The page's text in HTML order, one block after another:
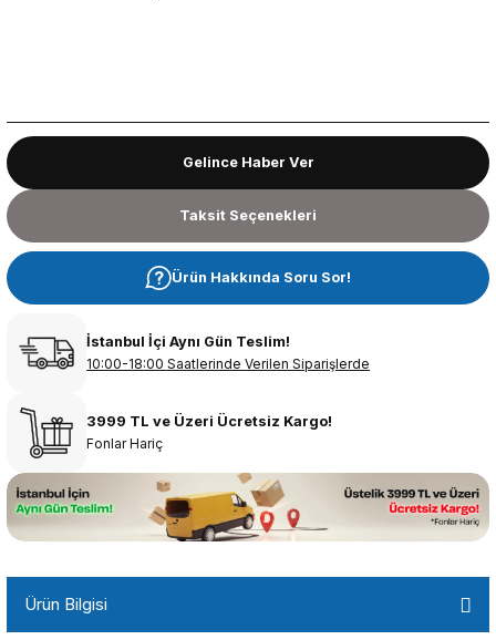
Gelince Haber Ver
Taksit Seçenekleri
Ürün Hakkında Soru Sor!
İstanbul İçi Aynı Gün Teslim!
10:00-18:00 Saatlerinde Verilen Siparişlerde
3999 TL ve Üzeri Ücretsiz Kargo!
Fonlar Hariç
Ürün Bilgisi